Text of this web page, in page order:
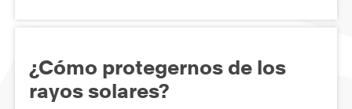
¿Cómo protegernos de los
rayos solares?